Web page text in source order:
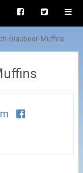
Blaubeer-Muffins